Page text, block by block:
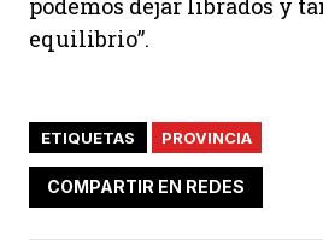
podemos dejar librados y
equilibrio”.
ETIQUETAS PROVINCIA
COMPARTIR EN REDES